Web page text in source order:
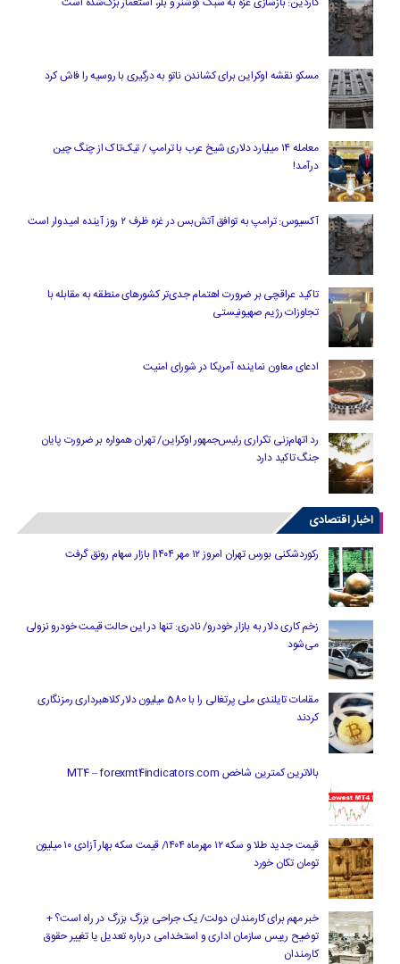
مسکو نقشه اوکراین برای کشاندن ناتو به درگیری با روسیه را فاش کرد
معامله ۱۴ میلیارد دلاری شیخ عرب با ترامپ / تیک‌تاک از چنگ چین
درآمد!
آکسیوس: ترامپ به توافق آتش‌بس در غزه ظرف ۲ روز آینده امیدوار است
تاکید عراقچی بر ضرورت اهتمام جدی‌تر کشورهای منطقه به مقابله با
تجاوزات رژیم صهیونیستی
ادعای معاون نماینده آمریکا در شورای امنیت
رد اتهام‌زنی تکراری رئیس‌جمهور اوکراین/ تهران همواره بر ضرورت پایان
جنگ تاکید دارد
اخبار اقتصادی
رکوردشکنی بورس تهران امروز ۱۲ مهر ۱۴۰۴| بازار سهام رونق گرفت
زخم کاری دلار به بازار خودرو/ نادری: تنها در این حالت قیمت خودرو نزولی
می‌شود
مقامات تایلندی ملی پرتغالی را با 580 میلیون دلار کلاهبرداری رمزنگاری
کردند
بالاترین کمترین شاخص MT4 – forexmt4indicators.com
قیمت جدید طلا و سکه ۱۲ مهرماه ۱۴۰۴/ قیمت سکه بهار آزادی ۱۰ میلیون
تومان تکان خورد
خبر مهم برای کارمندان دولت/ یک جراحی بزرگ بزرگ در راه است؟ +
توضیح رییس سازمان اداری و استخدامی درباره تعدیل یا تغییر حقوق
کارمندان